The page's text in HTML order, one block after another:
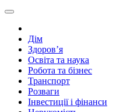
Дім
Здоров’я
Освіта та наука
Робота та бізнес
Транспорт
Розваги
Інвестиції і фінанси